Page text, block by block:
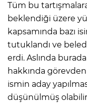
Tüm bu
beklendiği üzere
kapsamında bazı
tutuklandı ve
erdi. Aslında
hakkında
ismin aday
düşünülmüş olabilir